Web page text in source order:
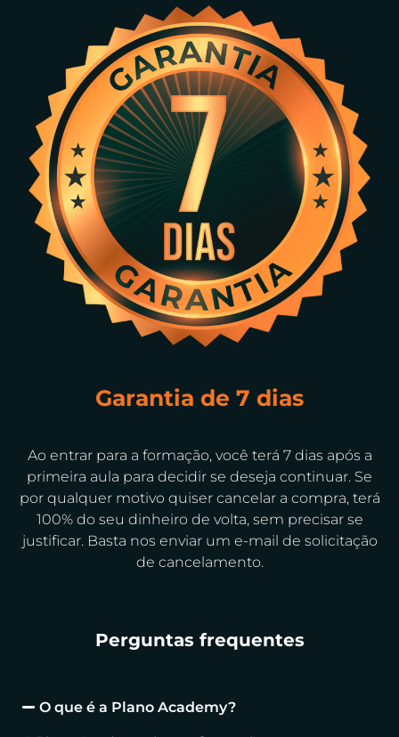
Garantia de 7 dias
Ao entrar para a formação, você terá 7 dias após a
primeira aula para decidir se deseja continuar. Se
por qualquer motivo quiser cancelar a compra, terá
100% do seu dinheiro de volta, sem precisar se
justificar. Basta nos enviar um e-mail de solicitação
de cancelamento.
Perguntas frequentes
O que é a Plano Academy?